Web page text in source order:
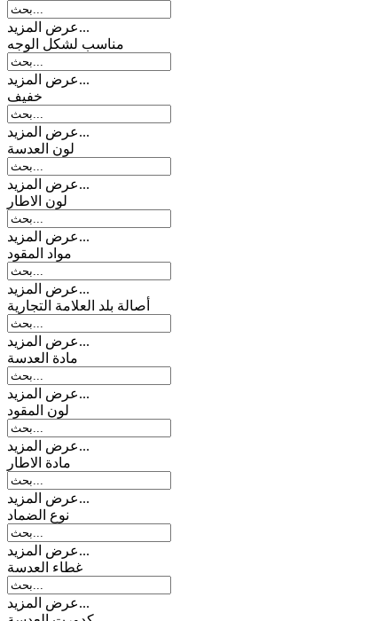
عرض المزيد...
مناسب لشكل الوجه
عرض المزيد...
خفیف
عرض المزيد...
لون العدسة
عرض المزيد...
لون الاطار
عرض المزيد...
مواد المقود
عرض المزيد...
أصالة بلد العلامة التجارية
عرض المزيد...
مادة العدسة
عرض المزيد...
لون المقود
عرض المزيد...
مادة الاطار
عرض المزيد...
نوع الضماد
عرض المزيد...
غطاء العدسة
عرض المزيد...